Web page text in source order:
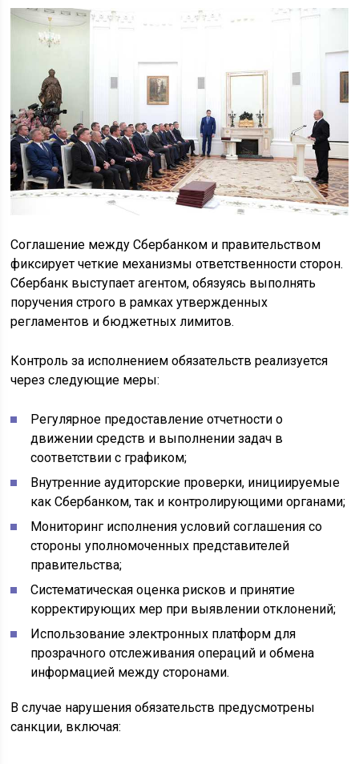
Соглашение между Сбербанком и правительством
фиксирует четкие механизмы ответственности сторон.
Сбербанк выступает агентом, обязуясь выполнять
поручения строго в рамках утвержденных
регламентов и бюджетных лимитов.
Контроль за исполнением обязательств реализуется
через следующие меры:
Регулярное предоставление отчетности о
движении средств и выполнении задач в
соответствии с графиком;
Внутренние аудиторские проверки, инициируемые
как Сбербанком, так и контролирующими органами;
Мониторинг исполнения условий соглашения со
стороны уполномоченных представителей
правительства;
Систематическая оценка рисков и принятие
корректирующих мер при выявлении отклонений;
Использование электронных платформ для
прозрачного отслеживания операций и обмена
информацией между сторонами.
В случае нарушения обязательств предусмотрены
санкции, включая: